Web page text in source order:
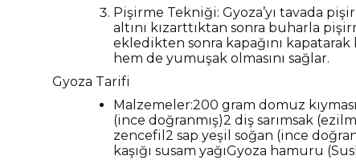
Pişirme Tekniği: Gyoza’yı tavada
altını kızarttıktan sonra buharla
ekledikten sonra kapağını
hem de yumuşak olmasını sağlar.
Gyoza Tarifi
Malzemeler:200 gram domuz
(ince doğranmış)2 diş sarımsak
zencefil2 sap yeşil soğan (ince
kaşığı susam yağıGyoza hamuru